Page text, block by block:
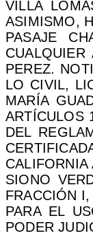
VILLA
ASIMISMO,
PASAJE
PEREZ.
LO CIVIL,
MARÍA
ARTÍCULOS
DEL
SIONO
FRACCIÓN
PARA EL
PODER